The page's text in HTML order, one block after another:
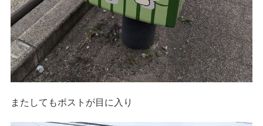
またしてもポストが目に入り